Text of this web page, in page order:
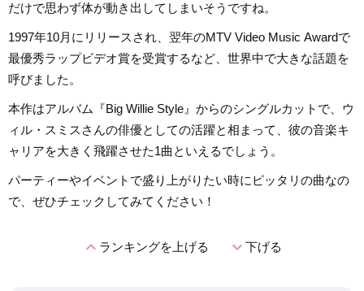
だけで思わず体が動き出してしまいそうですね。
1997年10月にリリースされ、翌年のMTV Video Music Awardで
最優秀ラップビデオ賞を受賞するなど、世界中で大きな話題を
呼びました。
本作はアルバム『Big Willie Style』からのシングルカットで、ウ
ィル・スミスさんの俳優としての活躍と相まって、彼の音楽キ
ャリアを大きく飛躍させた1曲といえるでしょう。
パーティーやイベントで盛り上がりたい時にピッタリの曲なの
で、ぜひチェックしてみてください！
expand_lessランキングを上げる expand_more下げる